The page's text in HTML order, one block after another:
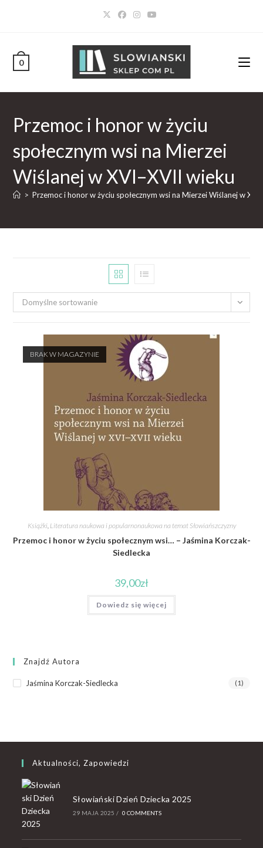
0
Przemoc i honor w życiu
społecznym wsi na Mierzei
Wiślanej w XVI–XVII wieku
> Przemoc i honor w życiu społecznym wsi na Mierzei Wiślanej w
Domyślne sortowanie
BRAK W MAGAZYNIE
Książki, Literatura naukowa i popularnonaukowa na temat Słowiańszczyzny
Przemoc i honor w życiu społecznym wsi… – Jaśmina Korczak-
Siedlecka
39,00zł
Dowiedz się więcej
Znajdź Autora
Jaśmina Korczak-Siedlecka (1)
Aktualności, Zapowiedzi
Słowiański Dzień Dziecka 2025
29 MAJA 2025 / 0 COMMENTS